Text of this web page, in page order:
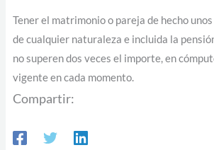
Tener el matrimonio o pareja de hecho
de cualquier naturaleza e incluida la
no superen dos veces el importe, en
vigente en cada momento.
Compartir: